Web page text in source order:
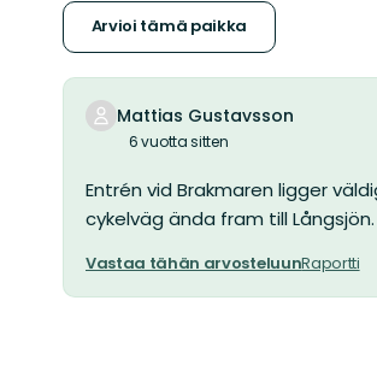
Arvioi tämä paikka
Mattias Gustavsson
6 vuotta sitten
Entrén vid Brakmaren ligger
cykelväg ända fram till Långsjön.
Vastaa tähän arvosteluunRaportti